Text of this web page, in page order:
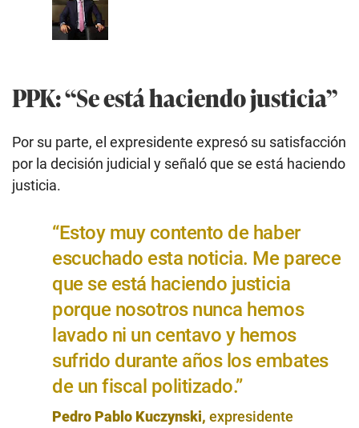
PPK: “Se está haciendo justicia”
Por su parte, el expresidente expresó su satisfacción
por la decisión judicial y señaló que se está haciendo
justicia.
“Estoy muy contento de haber
escuchado esta noticia. Me parece
que se está haciendo justicia
porque nosotros nunca hemos
lavado ni un centavo y hemos
sufrido durante años los embates
de un fiscal politizado.”
Pedro Pablo Kuczynski, expresidente